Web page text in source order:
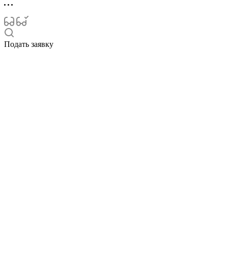
Подать заявку